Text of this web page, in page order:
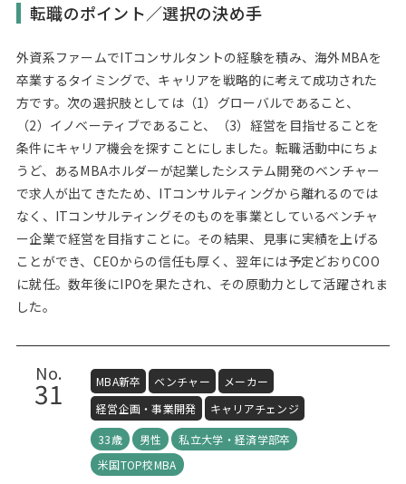
転職のポイント／選択の決め手
外資系ファームでITコンサルタントの経験を積み、海外MBAを
卒業するタイミングで、キャリアを戦略的に考えて成功された
方です。次の選択肢としては（1）グローバルであること、
（2）イノベーティブであること、（3）経営を目指せることを
条件にキャリア機会を探すことにしました。転職活動中にちょ
うど、あるMBAホルダーが起業したシステム開発のベンチャー
で求人が出てきたため、ITコンサルティングから離れるのでは
なく、ITコンサルティングそのものを事業としているベンチャ
ー企業で経営を目指すことに。その結果、見事に実績を上げる
ことができ、CEOからの信任も厚く、翌年には予定どおりCOO
に就任。数年後にIPOを果たされ、その原動力として活躍されま
した。
No.
31 MBA新卒 ベンチャー
メーカー
経営企画・事業開発
キャリアチェンジ
33歳
男性
私立大学・経済学部卒
米国TOP校MBA